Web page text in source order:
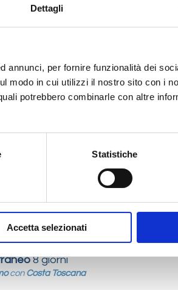
Dettagli
annunci, per fornire funzionalità dei
modo in cui utilizzi il nostro sito con i
potrebbero combinarle con altre
Statistiche
Accetta selezionati
MSC Lirica
25/12/2027
€ 1.243
8 giorni
con Costa Toscana